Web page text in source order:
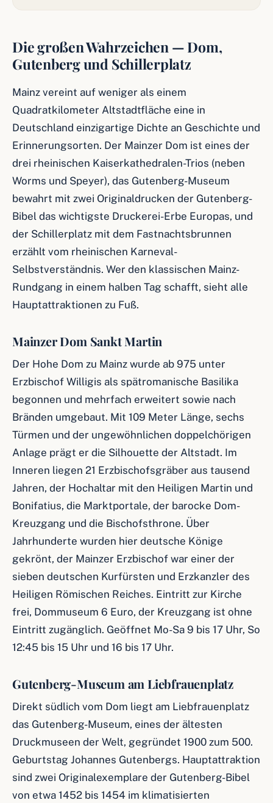
Die großen Wahrzeichen — Dom,
Gutenberg und Schillerplatz
Mainz vereint auf weniger als einem
Quadratkilometer Altstadtfläche eine in
Deutschland einzigartige Dichte an Geschichte und
Erinnerungsorten. Der Mainzer Dom ist eines der
drei rheinischen Kaiserkathedralen-Trios (neben
Worms und Speyer), das Gutenberg-Museum
bewahrt mit zwei Originaldrucken der Gutenberg-
Bibel das wichtigste Druckerei-Erbe Europas, und
der Schillerplatz mit dem Fastnachtsbrunnen
erzählt vom rheinischen Karneval-
Selbstverständnis. Wer den klassischen Mainz-
Rundgang in einem halben Tag schafft, sieht alle
Hauptattraktionen zu Fuß.
Mainzer Dom Sankt Martin
Der Hohe Dom zu Mainz wurde ab 975 unter
Erzbischof Willigis als spätromanische Basilika
begonnen und mehrfach erweitert sowie nach
Bränden umgebaut. Mit 109 Meter Länge, sechs
Türmen und der ungewöhnlichen doppelchörigen
Anlage prägt er die Silhouette der Altstadt. Im
Inneren liegen 21 Erzbischofsgräber aus tausend
Jahren, der Hochaltar mit den Heiligen Martin und
Bonifatius, die Marktportale, der barocke Dom-
Kreuzgang und die Bischofsthrone. Über
Jahrhunderte wurden hier deutsche Könige
gekrönt, der Mainzer Erzbischof war einer der
sieben deutschen Kurfürsten und Erzkanzler des
Heiligen Römischen Reiches. Eintritt zur Kirche
frei, Dommuseum 6 Euro, der Kreuzgang ist ohne
Eintritt zugänglich. Geöffnet Mo-Sa 9 bis 17 Uhr, So
12:45 bis 15 Uhr und 16 bis 17 Uhr.
Gutenberg-Museum am Liebfrauenplatz
Direkt südlich vom Dom liegt am Liebfrauenplatz
das Gutenberg-Museum, eines der ältesten
Druckmuseen der Welt, gegründet 1900 zum 500.
Geburtstag Johannes Gutenbergs. Hauptattraktion
sind zwei Originalexemplare der Gutenberg-Bibel
von etwa 1452 bis 1454 im klimatisierten